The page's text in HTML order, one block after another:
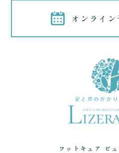
フットキュア ビ
オンライ